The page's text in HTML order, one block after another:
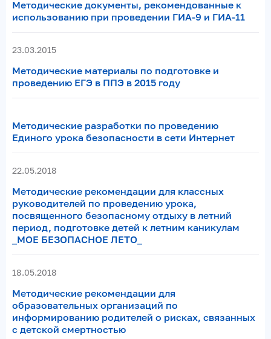
Методические документы, рекомендованные к
использованию при проведении ГИА-9 и ГИА-11
23.03.2015
Методические материалы по подготовке и
проведению ЕГЭ в ППЭ в 2015 году
Методические разработки по проведению
Единого урока безопасности в сети Интернет
22.05.2018
Методические рекомендации для классных
руководителей по проведению урока,
посвященного безопасному отдыху в летний
период, подготовке детей к летним каникулам
_МОЕ БЕЗОПАСНОЕ ЛЕТО_
18.05.2018
Методические рекомендации для
образовательных организаций по
информированию родителей о рисках, связанных
с детской смертностью